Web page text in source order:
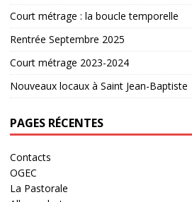
Court métrage : la boucle temporelle
Rentrée Septembre 2025
Court métrage 2023-2024
Nouveaux locaux à Saint Jean-Baptiste
PAGES RÉCENTES
Contacts
OGEC
La Pastorale